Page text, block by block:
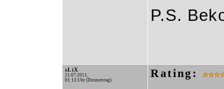
P.S.
sLiX
21.07.2011,
01:13 Uhr (Donnerstag)
Rating: